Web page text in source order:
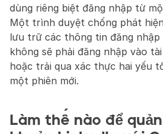
dùng riêng biệt đăng nhập từ
Một trình duyệt chống phát
lưu trữ các thông tin đăng nhập
không sẽ phải đăng nhập vào
hoặc trải qua xác thực hai yếu
một phiên mới.
Làm thế nào để